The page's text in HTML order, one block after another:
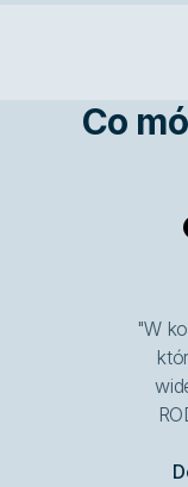
Co
"W